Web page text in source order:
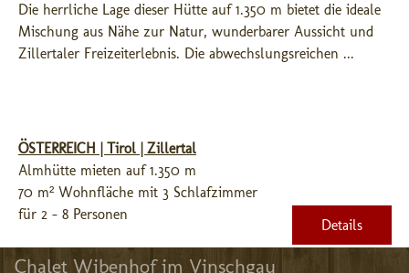
Die herrliche Lage dieser Hütte auf 1.350 m bietet die ideale
Mischung aus Nähe zur Natur, wunderbarer Aussicht und
Zillertaler Freizeiterlebnis. Die abwechslungsreichen ...
ÖSTERREICH | Tirol | Zillertal
Almhütte mieten auf 1.350 m
70 m² Wohnfläche mit 3 Schlafzimmer
für 2 - 8 Personen
Details
Chalet Wibenhof im Vinschgau